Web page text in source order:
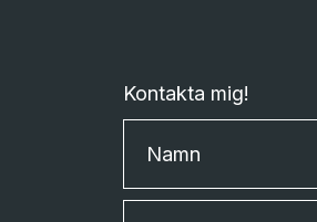
Kontakta mig!